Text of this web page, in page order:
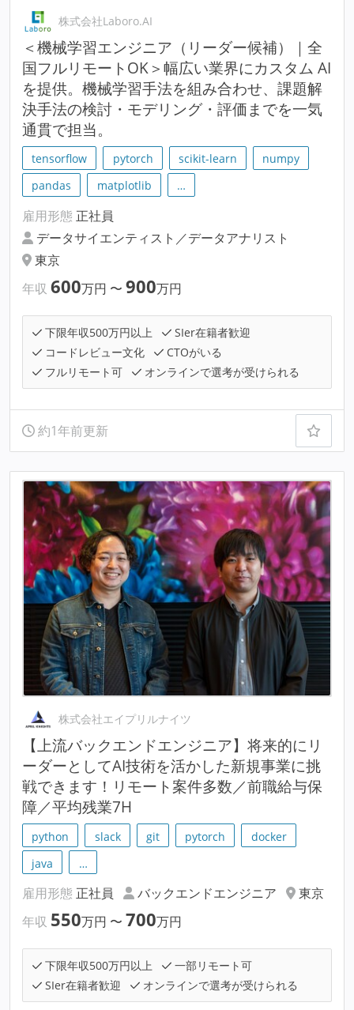
株式会社Laboro.AI
＜機械学習エンジニア（リーダー候補）｜全
国フルリモートOK＞幅広い業界にカスタム AI
を提供。機械学習手法を組み合わせ、課題解
決手法の検討・モデリング・評価までを一気
通貫で担当。
tensorflow pytorch scikit-learn
numpy
pandas
matplotlib …
雇用形態 正社員
データサイエンティスト／データアナリスト
東京
年収 600万円 〜 900万円
下限年収500万円以上
SIer在籍者歓迎
コードレビュー文化
CTOがいる
フルリモート可
オンラインで選考が受けられる
約1年前更新
株式会社エイプリルナイツ
【上流バックエンドエンジニア】将来的にリ
ーダーとしてAI技術を活かした新規事業に挑
戦できます！リモート案件多数／前職給与保
障／平均残業7H
python slack git pytorch
docker
java
…
雇用形態 正社員 バックエンドエンジニア
東京
年収 550万円 〜 700万円
下限年収500万円以上
一部リモート可
SIer在籍者歓迎
オンラインで選考が受けられる